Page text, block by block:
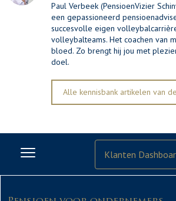
Paul Verbeek (PensioenVizier
een gepassioneerd
succesvolle eigen
volleybalteams. Het coachen van
bloed. Zo brengt hij jou met
doel.
Alle kennisbank artikelen van
Klanten